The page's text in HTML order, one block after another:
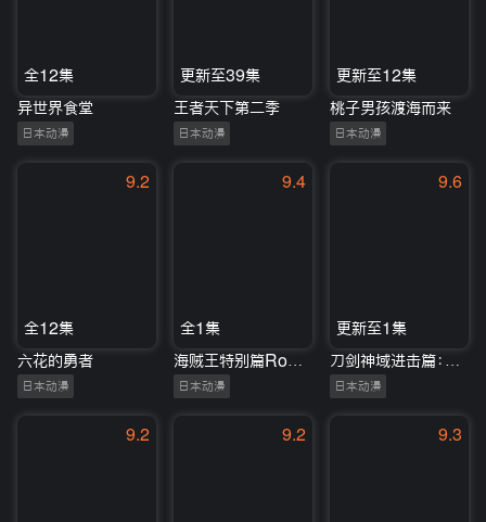
全12集
异世界食堂
日本动漫
更新至39集
王者天下第二季
日本动漫
更新至12集
桃子男孩渡海而来
日本动漫
9.2
全12集
六花的勇者
日本动漫
9.4
全1集
日本动漫
9.6
更新至1集
日本动漫
9.2 9.2 9.3